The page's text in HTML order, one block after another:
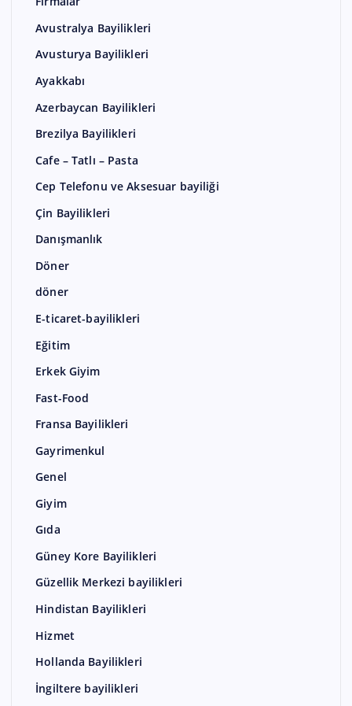
Avustralya Bayilikleri
Avusturya Bayilikleri
Ayakkabı
Azerbaycan Bayilikleri
Brezilya Bayilikleri
Cafe – Tatlı – Pasta
Cep Telefonu ve Aksesuar bayiliği
Çin Bayilikleri
Danışmanlık
Döner
döner
E-ticaret-bayilikleri
Eğitim
Erkek Giyim
Fast-Food
Fransa Bayilikleri
Gayrimenkul
Genel
Giyim
Gıda
Güney Kore Bayilikleri
Güzellik Merkezi bayilikleri
Hindistan Bayilikleri
Hizmet
Hollanda Bayilikleri
İngiltere bayilikleri